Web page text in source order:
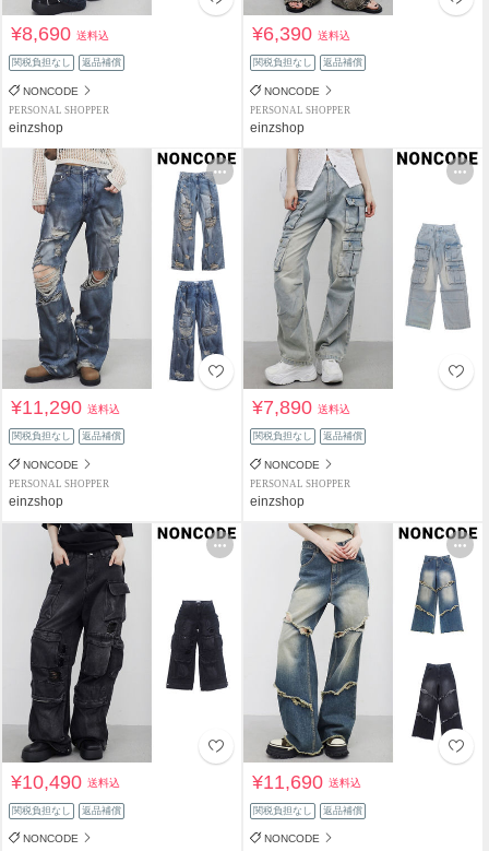
¥8,690送料込
関税負担なし 返品補償
NONCODE
PERSONAL SHOPPER
einzshop
¥6,390送料込
関税負担なし 返品補償
NONCODE
PERSONAL SHOPPER
einzshop
¥11,290送料込
関税負担なし 返品補償
NONCODE
PERSONAL SHOPPER
einzshop
¥7,890送料込
関税負担なし 返品補償
NONCODE
PERSONAL SHOPPER
einzshop
¥10,490送料込
関税負担なし 返品補償
NONCODE
¥11,690送料込
関税負担なし 返品補償
NONCODE